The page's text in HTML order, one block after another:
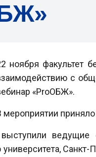
ноября факультет
с
«ProОБЖ».
мероприятии
ведущие
университета,